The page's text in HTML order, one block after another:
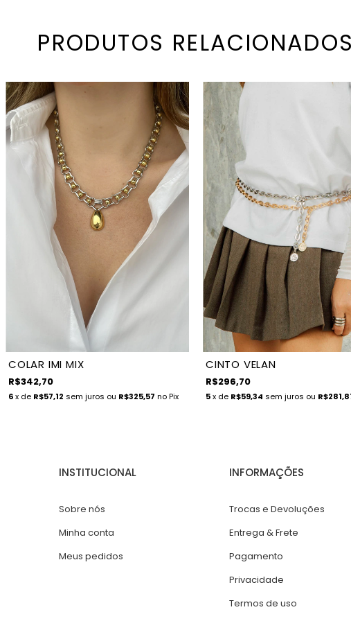
PRODUTOS
COLAR IMI MIX
R$342,70
6x de R$57,12 sem juros ou R$325,57 no Pix
CINTO VELAN
R$296,70
5x de R$59,34 sem juros ou
INSTITUCIONAL
Sobre nós
Minha conta
Meus pedidos
INFORMAÇÕES
Trocas e Devoluções
Entrega & Frete
Pagamento
Privacidade
Termos de uso